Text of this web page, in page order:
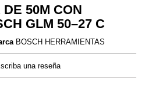
50M CON
GLM 50–27 C
BOSCH HERRAMIENTAS
una reseña